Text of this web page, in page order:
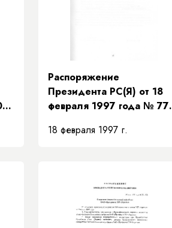
Распоряжение
Президента РС(Я) от 18
февраля 1997 года № 77-
Президента Республики
18 февраля 1997 г.